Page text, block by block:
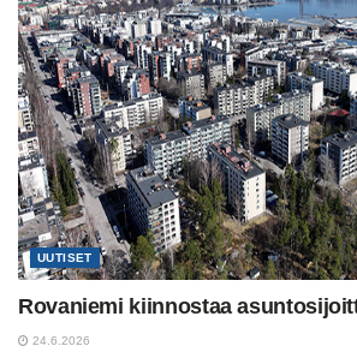
UUTISET
Rovaniemi kiinnostaa
24.6.2026